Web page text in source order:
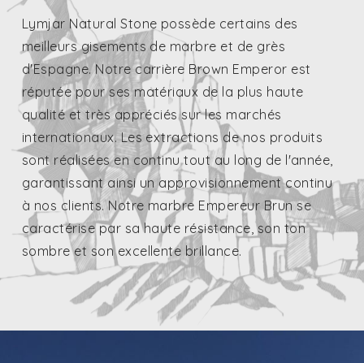
Lymjar Natural Stone possède certains des
meilleurs gisements de marbre et de grès
d'Espagne. Notre carrière Brown Emperor est
réputée pour ses matériaux de la plus haute
qualité et très appréciés sur les marchés
internationaux. Les extractions de nos produits
sont réalisées en continu tout au long de l'année,
garantissant ainsi un approvisionnement continu
à nos clients. Notre marbre Empereur Brun se
caractérise par sa haute résistance, son ton
sombre et son excellente brillance.